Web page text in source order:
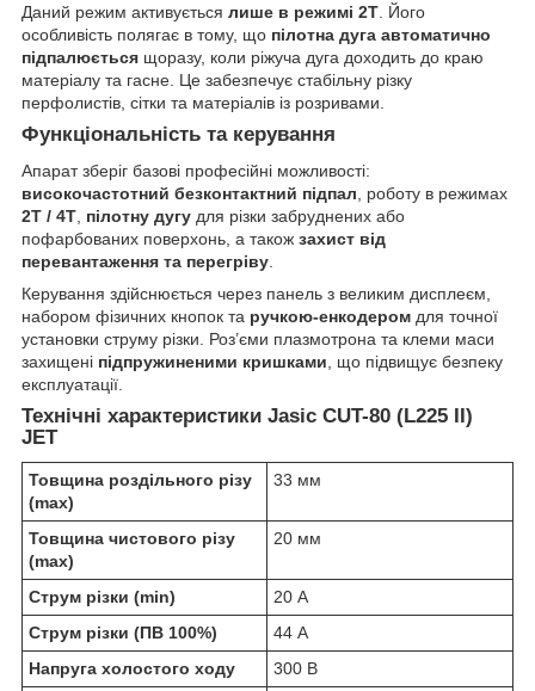
Даний режим активується лише в режимі 2T . Його
особливість полягає в тому, що пілотна дуга автоматично
підпалюється щоразу, коли ріжуча дуга доходить до краю
матеріалу та гасне. Це забезпечує стабільну різку
перфолистів, сітки та матеріалів із розривами.
Функціональність та керування
Апарат зберіг базові професійні можливості:
високочастотний безконтактний підпал , роботу в режимах
2T / 4T пілотну дугу для різки забруднених або
пофарбованих поверхонь, а також захист від
перевантаження та перегріву
Керування здійснюється через панель з великим дисплеєм,
набором фізичних кнопок та ручкою-енкодером для точної
установки струму різки. Роз’єми плазмотрона та клеми маси
захищені підпружиненими кришками , що підвищує безпеку
експлуатації.
Технічні характеристики Jasic CUT-80 (L225 II)
JET
Товщина роздільного різу
(max)
33 мм
Товщина чистового різу
(max)
20 мм
Струм різки (min)
20 А
Струм різки (ПВ 100%)
44 А
Напруга холостого ходу
300 В